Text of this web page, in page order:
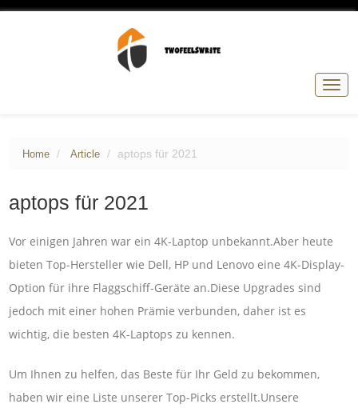
Home Article aptops für 2021
aptops für 2021
Vor einigen Jahren war ein 4K-Laptop unbekannt.Aber heute
bieten Top-Hersteller wie Dell, HP und Lenovo eine 4K-Display-
Option für ihre Flaggschiff-Geräte an.Diese Upgrades sind
jedoch mit einer hohen Prämie verbunden, daher ist es
wichtig, die besten 4K-Laptops zu kennen.
Um Ihnen zu helfen, das Beste für Ihr Geld zu bekommen,
haben wir eine Liste unserer Top-Picks erstellt.Unsere